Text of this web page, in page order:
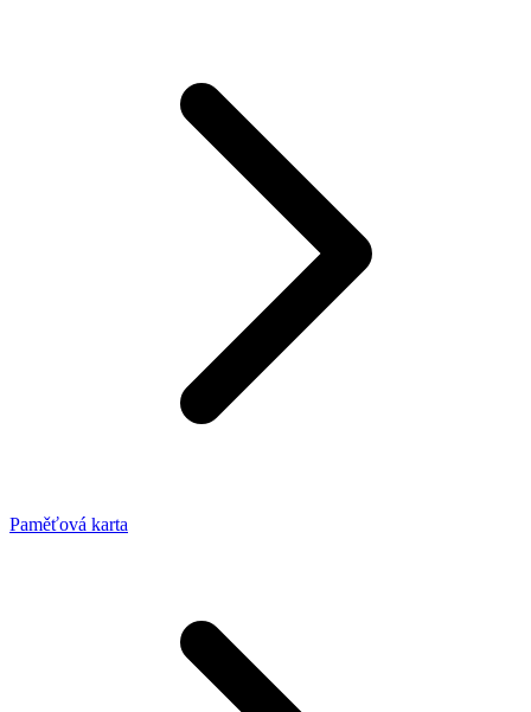
Paměťová karta